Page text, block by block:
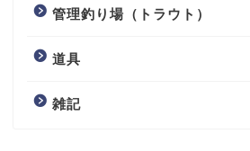
管理釣り場（トラウト）
道具
雑記